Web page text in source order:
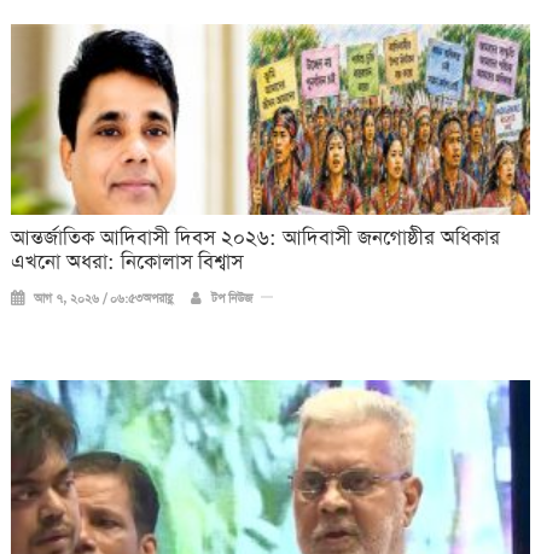
আন্তর্জাতিক আদিবাসী দিবস ২০২৬: আদিবাসী জনগোষ্ঠীর অধিকার
এখনো অধরা: নিকোলাস বিশ্বাস
আগ ৭, ২০২৬ / ০৬:৫৩অপরাহ্ণ টপ নিউজ